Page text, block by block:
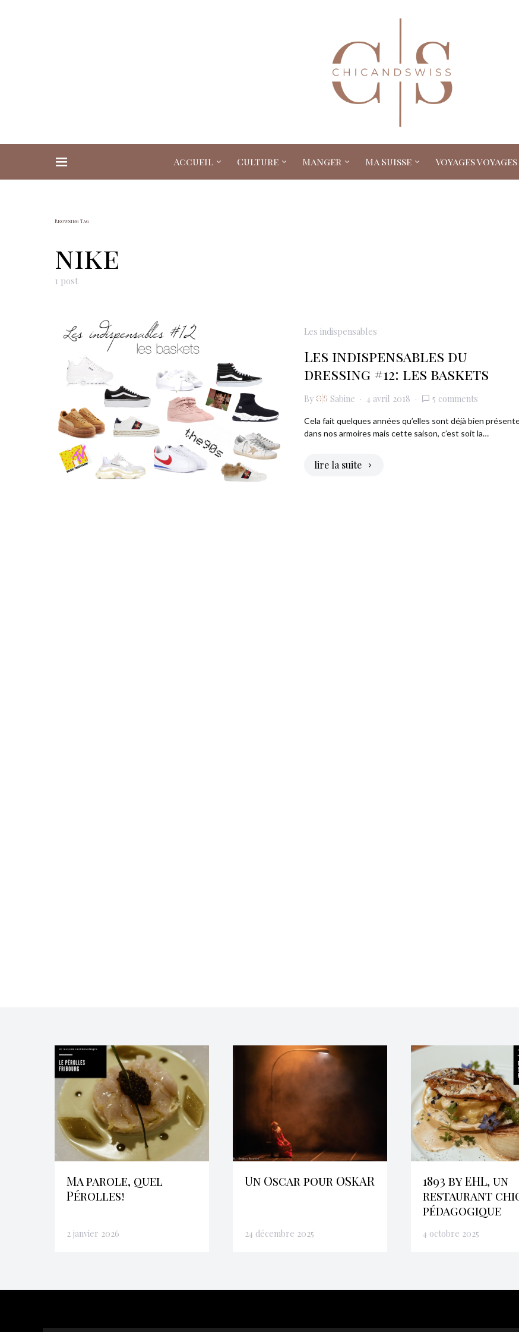
Accueil Culture Manger Ma Suisse Voyages voyages
Search for:
Browsing Tag
nike
1 post
Les indispensables
Les indispensables du
dressing #12: les baskets
By Sabine 4 avril 2018 5 comments
Cela fait quelques années qu’elles sont déjà bien
dans nos armoires mais cette saison, c’est soit la…
lire la suite
Ma parole, quel
Pérolles!
2 janvier 2026
Un Oscar pour OSKAR
24 décembre 2025
1893 by EHL, un
restaurant
pédagogique
4 octobre 2025